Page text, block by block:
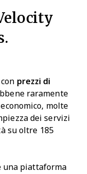
prezzi di
raramente
molte
dei servizi
su oltre 185
una piattaforma